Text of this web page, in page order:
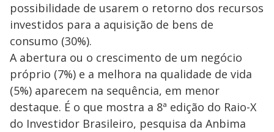
possibilidade de usarem o retorno dos recursos
investidos para a aquisição de bens de
consumo (30%).
A abertura ou o crescimento de um negócio
próprio (7%) e a melhora na qualidade de vida
(5%) aparecem na sequência, em menor
destaque. É o que mostra a 8ª edição do Raio-X
do Investidor Brasileiro, pesquisa da Anbima